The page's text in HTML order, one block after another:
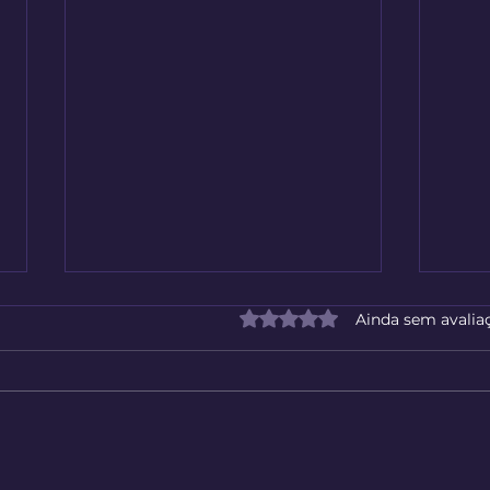
Avaliado com 0 de 5
Ainda sem